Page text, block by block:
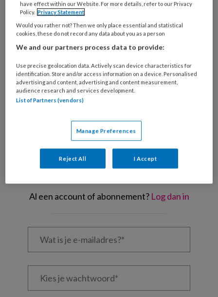
Micha de Winter: ‘Naar mijn smaak is de focus te eenzijdig komen te liggen
op de individuele dienstverlening.' ANP/Maartje Geels
Hoe
Wil je dit artikel lezen?
Maak gratis een account aan en lees 2
Al een account of abonnement? Log dan in
Wat
Kies
have effect within our Website. For more details, refer to our Privacy
Policy. Privacy Statement
Would you rather not? Then we only place essential and statistical
cookies, these do not record any data about you as a person
We and our partners process data to provide:
Use precise geolocation data. Actively scan device characteristics for
identification. Store and/or access information on a device. Personalised
advertising and content, advertising and content measurement,
audience research and services development.
List of Partners (vendors)
Manage Preferences
Reject All I Accept